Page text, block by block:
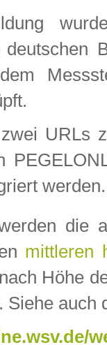
URLs
werden.
die
mittleren
Höhe
Siehe auch